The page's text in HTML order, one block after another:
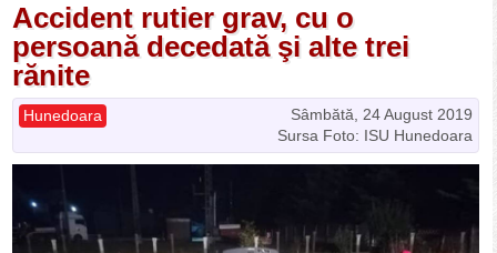
Accident rutier grav, cu o
persoană decedată şi alte trei
rănite
Sâmbătă, 24 August 2019
Hunedoara
Sursa Foto: ISU Hunedoara